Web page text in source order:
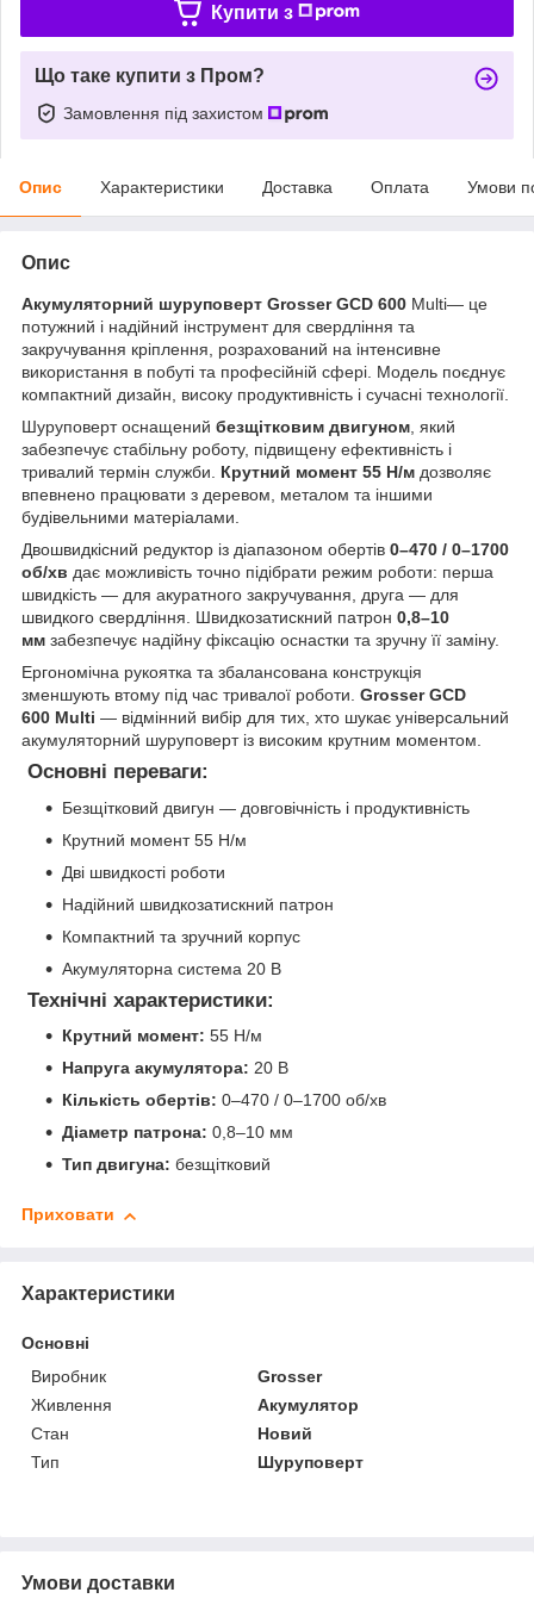
Купити з
Що таке купити з Пром?
Замовлення під захистом
Опис Характеристики Доставка Оплата Умови
Опис
Акумуляторний шуруповерт Grosser GCD 600 Multi— це
потужний і надійний інструмент для свердління та
закручування кріплення, розрахований на інтенсивне
використання в побуті та професійній сфері. Модель поєднує
компактний дизайн, високу продуктивність і сучасні технології.
Шуруповерт оснащений безщітковим двигуном , який
забезпечує стабільну роботу, підвищену ефективність і
тривалий термін служби. Крутний момент 55 Н/м дозволяє
впевнено працювати з деревом, металом та іншими
будівельними матеріалами.
Двошвидкісний редуктор із діапазоном обертів 0–470 / 0–1700
об/хв дає можливість точно підібрати режим роботи: перша
швидкість — для акуратного закручування, друга — для
швидкого свердління. Швидкозатискний патрон 0,8–10
мм забезпечує надійну фіксацію оснастки та зручну її заміну.
Ергономічна рукоятка та збалансована конструкція
зменшують втому під час тривалої роботи. Grosser GCD
600 Multi — відмінний вибір для тих, хто шукає універсальний
акумуляторний шуруповерт із високим крутним моментом.
Основні переваги:
Безщітковий двигун — довговічність і продуктивність
Крутний момент 55 Н/м
Дві швидкості роботи
Надійний швидкозатискний патрон
Компактний та зручний корпус
Акумуляторна система 20 В
Технічні характеристики:
Крутний момент: 55 Н/м
Напруга акумулятора: 20 В
Кількість обертів: 0–470 / 0–1700 об/хв
Діаметр патрона: 0,8–10 мм
Тип двигуна: безщітковий
Приховати
Характеристики
Основні
Виробник
Grosser
Живлення
Акумулятор
Стан
Новий
Тип
Шуруповерт
Умови доставки